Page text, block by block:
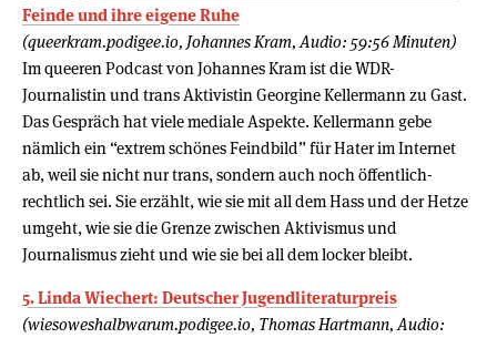
Feinde und ihre eigene Ruhe
(queerkram.podigee.io, Johannes Kram, Audio: 59:56 Minuten)
Im queeren Podcast von Johannes Kram ist die WDR-
Journalistin und trans Aktivistin Georgine Kellermann zu Gast.
Das Gespräch hat viele mediale Aspekte. Kellermann gebe
nämlich ein “extrem schönes Feindbild” für Hater im Internet
ab, weil sie nicht nur trans, sondern auch noch öffentlich-
rechtlich sei. Sie erzählt, wie sie mit all dem Hass und der Hetze
umgeht, wie sie die Grenze zwischen Aktivismus und
Journalismus zieht und wie sie bei all dem locker bleibt.
5. Linda Wiechert: Deutscher Jugendliteraturpreis
(wiesoweshalbwarum.podigee.io, Thomas Hartmann, Audio: